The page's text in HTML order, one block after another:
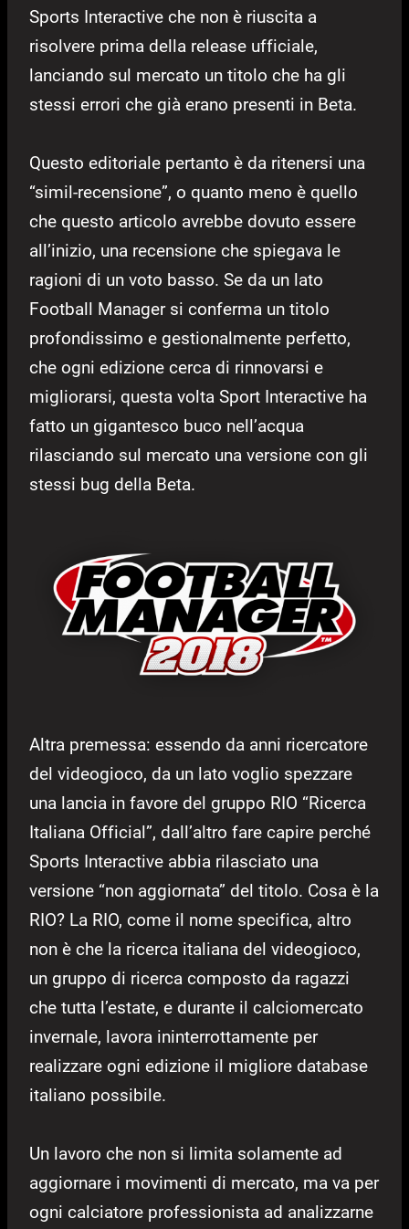
Sports Interactive che non è riuscita a
risolvere prima della release ufficiale,
lanciando sul mercato un titolo che ha gli
stessi errori che già erano presenti in Beta.
Questo editoriale pertanto è da ritenersi una
“simil-recensione”, o quanto meno è quello
che questo articolo avrebbe dovuto essere
all’inizio, una recensione che spiegava le
ragioni di un voto basso. Se da un lato
Football Manager si conferma un titolo
profondissimo e gestionalmente perfetto,
che ogni edizione cerca di rinnovarsi e
migliorarsi, questa volta Sport Interactive ha
fatto un gigantesco buco nell’acqua
rilasciando sul mercato una versione con gli
stessi bug della Beta.
Altra premessa: essendo da anni ricercatore
del videogioco, da un lato voglio spezzare
una lancia in favore del gruppo RIO “Ricerca
Italiana Official”, dall’altro fare capire perché
Sports Interactive abbia rilasciato una
versione “non aggiornata” del titolo. Cosa è la
RIO? La RIO, come il nome specifica, altro
non è che la ricerca italiana del videogioco,
un gruppo di ricerca composto da ragazzi
che tutta l’estate, e durante il calciomercato
invernale, lavora ininterrottamente per
realizzare ogni edizione il migliore database
italiano possibile.
Un lavoro che non si limita solamente ad
aggiornare i movimenti di mercato, ma va per
ogni calciatore professionista ad analizzarne